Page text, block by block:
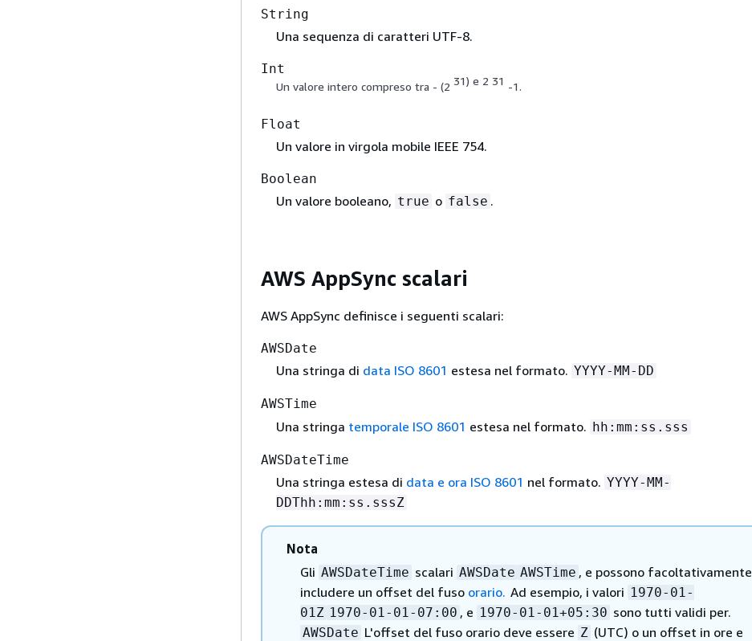
String
Una sequenza di caratteri UTF-8.
Int
Un valore intero compreso tra - (2 31) e 2 31 -1.
Float
Un valore in virgola mobile IEEE 754.
Boolean
Un valore booleano, true o false .
AWS AppSync scalari
AWS AppSync definisce i seguenti scalari:
AWSDate
Una stringa di data ISO 8601 estesa nel formato. YYYY-MM-DD
AWSTime
Una stringa temporale ISO 8601 estesa nel formato. hh:mm:ss.sss
AWSDateTime
Una stringa estesa di data e ora ISO 8601 nel formato. YYYY-MM-
DDThh:mm:ss.sssZ
Nota
Gli AWSDateTime scalari AWSDate AWSTime , e possono facoltativamente
includere un offset del fuso orario. Ad esempio, i valori 1970-01-
01Z 1970-01-01-07:00 , e 1970-01-01+05:30 sono tutti validi per.
AWSDate L'offset del fuso orario deve essere Z (UTC) o un offset in ore e